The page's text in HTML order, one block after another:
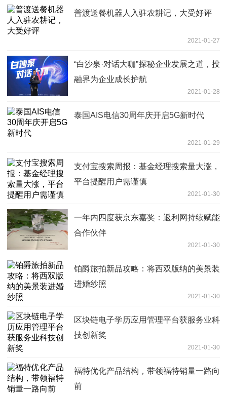
普渡送餐机器人入驻农耕记，大受好评
2021-01-27
“白沙泉·对话大咖”探秘企业发展之道，投
融界为企业成长护航
2021-01-28
泰国AIS电信30周年庆开启5G新时代
2021-01-29
支付宝搜索周报：基金经理搜索量大涨，
平台提醒用户需谨慎
2021-01-30
一年内四度获京东嘉奖：返利网持续赋能
合作伙伴
2021-01-30
铂爵旅拍新品攻略：将西双版纳的美景装
进婚纱照
2021-01-30
区块链电子学历应用管理平台获服务业科
技创新奖
2021-01-30
福特优化产品结构，带领福特销量一路向
前